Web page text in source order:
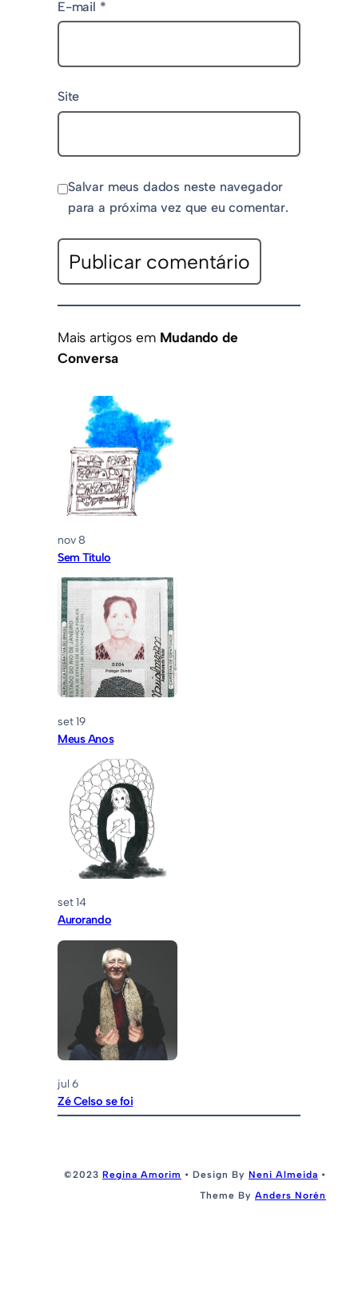
E-mail *
Site
Salvar meus dados neste navegador
para a próxima vez que eu comentar.
Mais artigos em Mudando de
Conversa
nov 8
Sem Título
set 19
Meus Anos
set 14
Aurorando
jul 6
Zé Celso se foi
©2023 Regina Amorim • Design By Neni Almeida •
Theme By Anders Norén